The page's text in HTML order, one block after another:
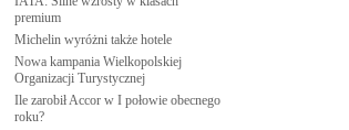
premium
Michelin wyróżni także hotele
Nowa kampania Wielkopolskiej
Organizacji Turystycznej
Ile zarobił Accor w I połowie obecnego
roku?